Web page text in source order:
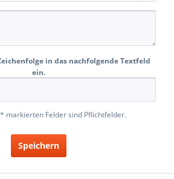
in das nachfolgende Textfeld
ein.
markierten Felder sind Pflichtfelder.
Speichern